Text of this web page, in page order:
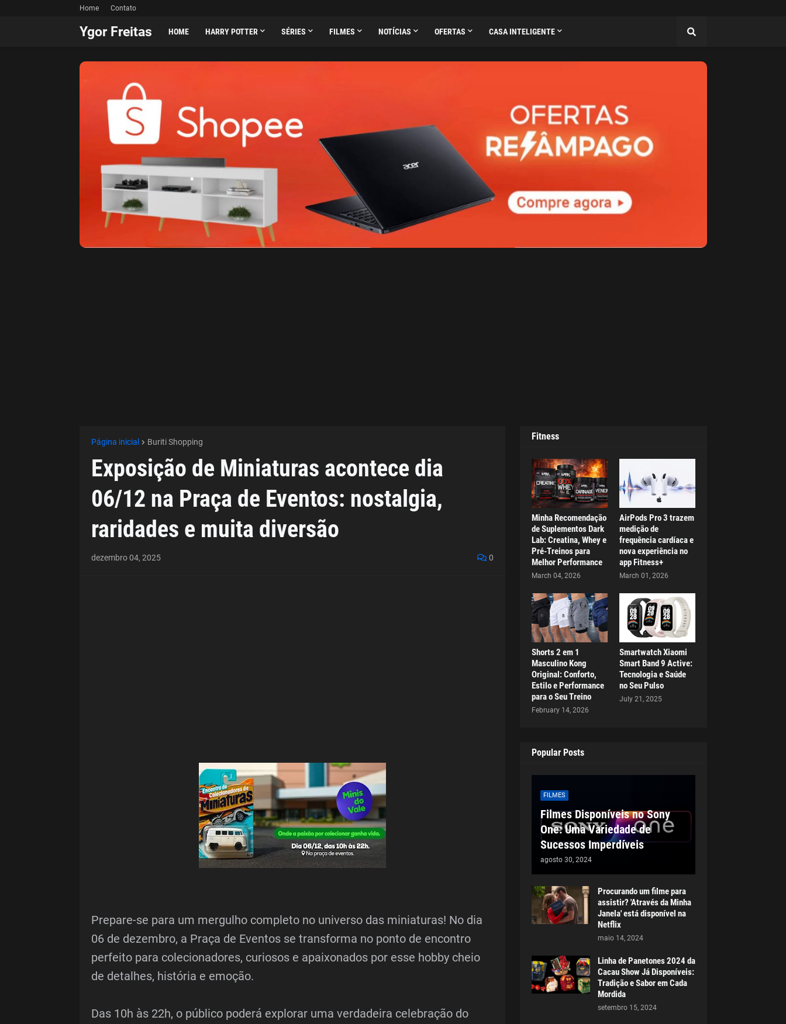
Home Contato
Ygor Freitas HOME HARRY POTTER SÉRIES FILMES NOTÍCIAS OFERTAS CASA INTELIGENTE
Página inicial Buriti Shopping
Exposição de Miniaturas acontece dia
06/12 na Praça de Eventos: nostalgia,
raridades e muita diversão
dezembro 04, 2025 0
Prepare-se para um mergulho completo no universo das miniaturas! No dia
06 de dezembro, a Praça de Eventos se transforma no ponto de encontro
perfeito para colecionadores, curiosos e apaixonados por esse hobby cheio
de detalhes, história e emoção.
Das 10h às 22h, o público poderá explorar uma verdadeira celebração do
Fitness
Minha Recomendação
de Suplementos Dark
Lab: Creatina, Whey e
Pré-Treinos para
Melhor Performance
March 04, 2026
AirPods Pro 3 trazem
medição de
frequência cardíaca e
nova experiência no
app Fitness+
March 01, 2026
Shorts 2 em 1
Masculino Kong
Original: Conforto,
Estilo e Performance
para o Seu Treino
February 14, 2026
Smartwatch Xiaomi
Smart Band 9 Active:
Tecnologia e Saúde
no Seu Pulso
July 21, 2025
Popular Posts
FILMES
Filmes Disponíveis no Sony
One: Uma Variedade de
Sucessos Imperdíveis
agosto 30, 2024
Procurando um filme para
assistir? 'Através da Minha
Janela' está disponível na
Netflix
maio 14, 2024
Linha de Panetones 2024 da
Cacau Show Já Disponíveis:
Tradição e Sabor em Cada
Mordida
setembro 15, 2024